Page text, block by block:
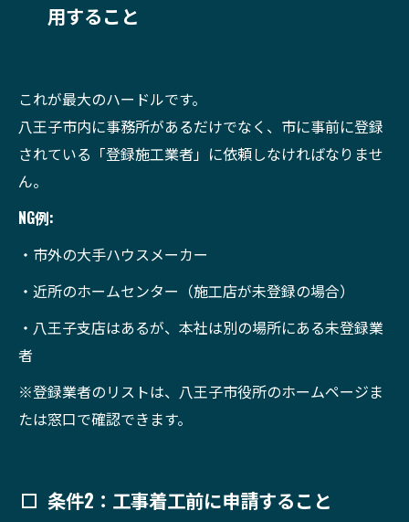
用すること
これが最大のハードルです。
八王子市内に事務所があるだけでなく、市に事前に登録
されている「登録施工業者」に依頼しなければなりませ
ん。
NG例:
・市外の大手ハウスメーカー
・近所のホームセンター（施工店が未登録の場合）
・八王子支店はあるが、本社は別の場所にある未登録業
者
※登録業者のリストは、八王子市役所のホームページま
たは窓口で確認できます。
条件2：工事着工前に申請すること